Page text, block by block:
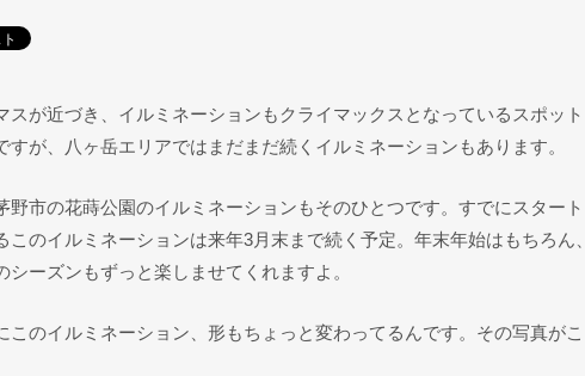
スが近づき、イルミネーションもクライマックスとなっているスポット
すが、八ヶ岳エリアではまだまだ続くイルミネーションもあります。
野市の花蒔公園のイルミネーションもそのひとつです。すでにスタート
このイルミネーションは来年3月末まで続く予定。年末年始はもちろん、
シーズンもずっと楽しませてくれますよ。
このイルミネーション、形もちょっと変わってるんです。その写真がこ